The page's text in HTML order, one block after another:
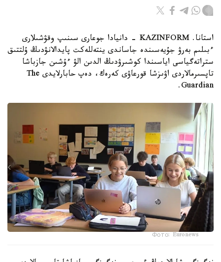
استانا. KAZINFORM - دانيادا جوعارى سىنىپ وقۋشىلارى
ءبىلىم بەرۋ جۇيەسىندە جاساندى ينتەللەكت پايدالانۋدىڭ ۇلتتىق
ستراتەگياسى اياسىندا كوشىرۋدىڭ الدىن الۋ ءۇشىن جازباشا
تاپسىرمالاردى اۋىزشا قورعاۋى كەرەك، دەپ حابارلايدى The
Guardian.
Фото: Euronews